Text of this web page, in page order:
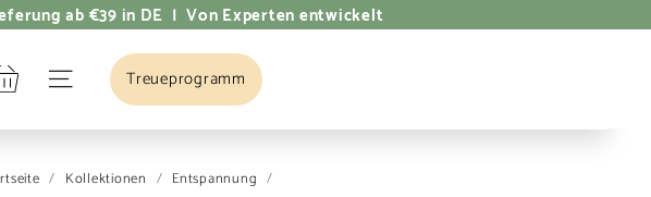
ab €39 in DE | Von Experten entwickelt
SEITENNAVIGATION
Treueprogramm
/ Kollektionen / Entspannung /